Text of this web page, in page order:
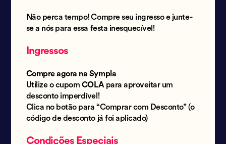
Não perca tempo! Compre seu ingresso e junte-
se a nós para essa festa inesquecível!
Ingressos
Compre agora na Sympla
Utilize o cupom COLApara aproveitar um
desconto imperdível!
Clica no botão para “Comprar com Desconto” (o
código de desconto já foi aplicado)
Condições Especiais